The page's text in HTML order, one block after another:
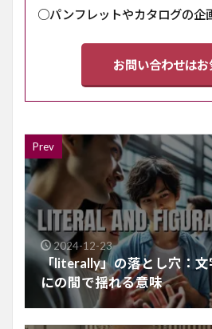
○パンフレットやカタログの企
お問い合わせはお
Prev
2024-12-23
「literally」の落とし穴：文
にの間で揺れる意味